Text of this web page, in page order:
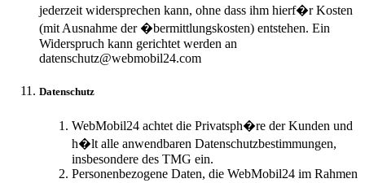
jederzeit widersprechen kann, ohne dass ihm hierf�r Kosten
(mit Ausnahme der �bermittlungskosten) entstehen. Ein
Widerspruch kann gerichtet werden an
datenschutz@webmobil24.com
Datenschutz
WebMobil24 achtet die Privatsph�re der Kunden und
h�lt alle anwendbaren Datenschutzbestimmungen,
insbesondere des TMG ein.
Personenbezogene Daten, die WebMobil24 im Rahmen